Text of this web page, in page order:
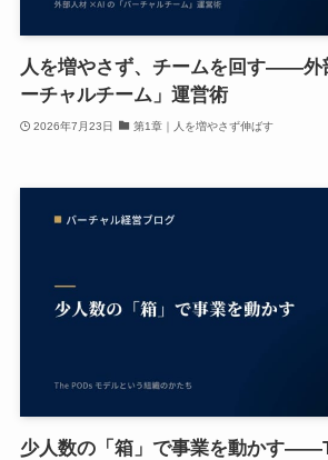
人を増やさず、チームを回す——外
ーチャルチーム」運営術
2026年7月23日 第1章｜人を増やさず伸ばす
少人数の「箱」で事業を動かす